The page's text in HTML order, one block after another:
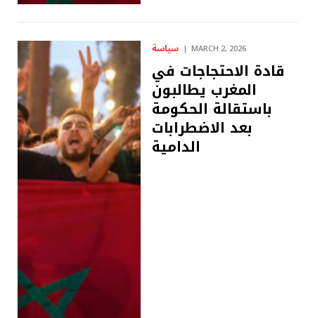
سياسة MARCH 2, 2026
قادة الاحتجاجات في
المغرب يطالبون
باستقالة الحكومة
بعد الاضطرابات
الدامية